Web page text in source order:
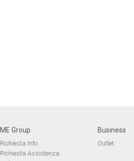
ME Group
Richiesta Info
Richiesta Assistenza
Business
Outlet